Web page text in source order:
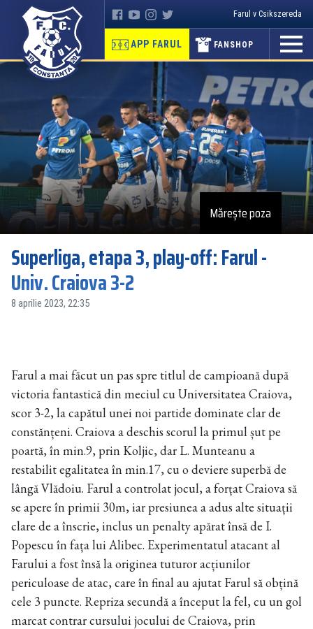
Farul v Csikszereda
APP FARUL FANSHOP
Mărește poza
Superliga, etapa 3, play-off: Farul -
Univ. Craiova 3-2
8 aprilie 2023, 22:35
Farul a mai făcut un pas spre titlul de campioană după
victoria fantastică din meciul cu Universitatea Craiova,
scor 3-2, la capătul unei noi partide dominate clar de
constănțeni. Craiova a deschis scorul la primul șut pe
poartă, în min.9, prin Koljic, dar L. Munteanu a
restabilit egalitatea în min.17, cu o deviere superbă de
lângă Vlădoiu. Farul a controlat jocul, a forțat Craiova să
se apere în primii 30m, iar presiunea a adus alte situații
clare de a înscrie, inclus un penalty apărat însă de I.
Popescu în fața lui Alibec. Experimentatul atacant al
Farului a fost însă la originea tuturor acțiunilor
periculoase de atac, care în final au ajutat Farul să obțină
cele 3 puncte. Repriza secundă a început la fel, cu un gol
marcat contrar cursului jocului de Craiova, prin